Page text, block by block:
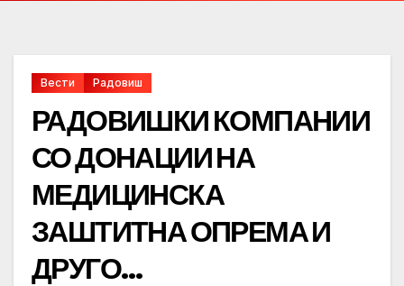
Вести Радовиш
РАДОВИШКИ КОМПАНИИ
СО ДОНАЦИИ НА
МЕДИЦИНСКА
ЗАШТИТНА ОПРЕМА И
ДРУГО…